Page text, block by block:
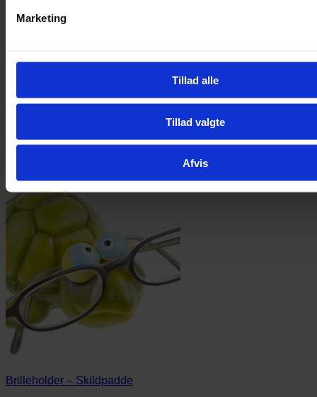
Marketing
Tillad alle
Tillad valgte
Afvis
Brilleholder – Skildpadde